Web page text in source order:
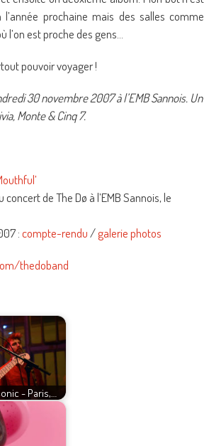
prochaine mais des salles comme
l’on est proche des gens…
pouvoir voyager !
30 novembre 2007 à l’EMB Sannois. Un
Monte & Cinq 7.
de The Dø à l’EMB Sannois, le
:compte-rendu/galerie photos
thedoband
- Paris,…